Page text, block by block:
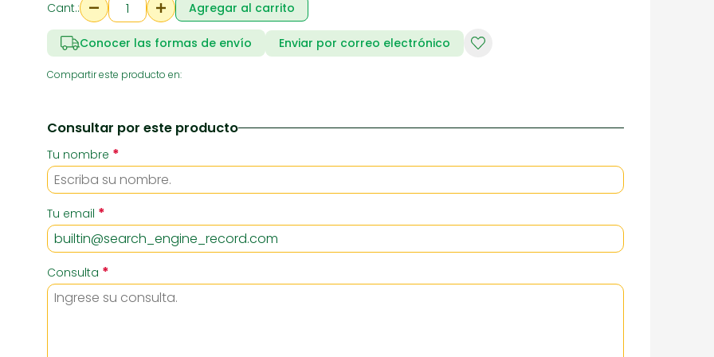
SUPERMERCADO ZAPATERIA DE DAMAS
Cant.: Agregar al carrito
Conocer las formas de envío Enviar por correo electrónico
Compartir este producto en:
Consultar por este producto
Tu nombre *
Tu email *
Consulta *